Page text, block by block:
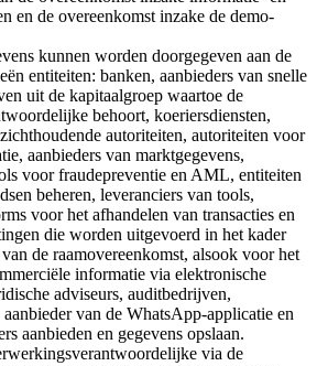
en de overeenkomst inzake de demo-
kunnen worden doorgegeven aan de
entiteiten: banken, aanbieders van snelle
uit de kapitaalgroep waartoe de
behoort, koeriersdiensten,
autoriteiten, autoriteiten voor
aanbieders van marktgegevens,
voor fraudepreventie en AML, entiteiten
beheren, leveranciers van tools,
voor het afhandelen van transacties en
die worden uitgevoerd in het kader
de raamovereenkomst, alsook voor het
informatie via elektronische
adviseurs, auditbedrijven,
aanbieder van de WhatsApp-applicatie en
aanbieden en gegevens opslaan.
via de